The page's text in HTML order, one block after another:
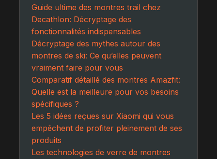
Guide ultime des montres trail chez
Decathlon: Décryptage des
fonctionnalités indispensables
Décryptage des mythes autour des
montres de ski: Ce qu’elles peuvent
vraiment faire pour vous
Comparatif détaillé des montres Amazfit:
Quelle est la meilleure pour vos besoins
spécifiques ?
Les 5 idées reçues sur Xiaomi qui vous
empêchent de profiter pleinement de ses
produits
Les technologies de verre de montres